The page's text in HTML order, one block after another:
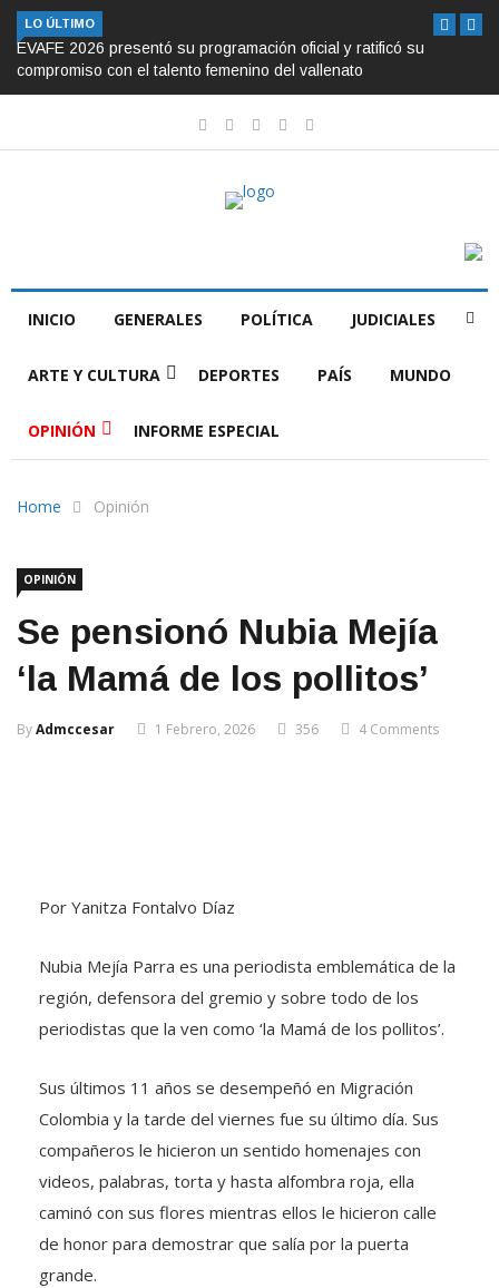
LO ÚLTIMO
EVAFE 2026 presentó su programación oficial y ratificó su
compromiso con el talento femenino del vallenato
INICIO GENERALES POLÍTICA JUDICIALES
ARTE Y CULTURA DEPORTES PAÍS MUNDO
OPINIÓN INFORME ESPECIAL
Home Opinión
OPINIÓN
Se pensionó Nubia Mejía
‘la Mamá de los pollitos’
ByAdmccesar 1 Febrero, 2026 356 4 Comments
Por Yanitza Fontalvo Díaz
Nubia Mejía Parra es una periodista emblemática de la
región, defensora del gremio y sobre todo de los
periodistas que la ven como ‘la Mamá de los pollitos’.
Sus últimos 11 años se desempeñó en Migración
Colombia y la tarde del viernes fue su último día. Sus
compañeros le hicieron un sentido homenajes con
videos, palabras, torta y hasta alfombra roja, ella
caminó con sus flores mientras ellos le hicieron calle
de honor para demostrar que salía por la puerta
grande.